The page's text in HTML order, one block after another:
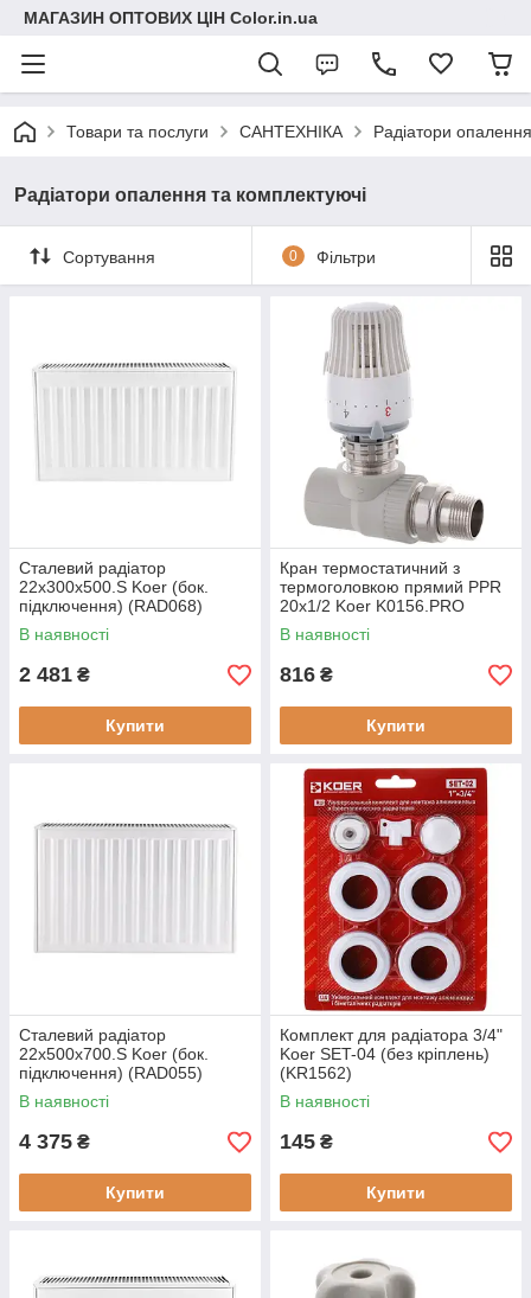
МАГАЗИН ОПТОВИХ ЦІН Color.in.ua
Товари та послуги САНТЕХНІКА Радіатори
Радіатори опалення та комплектуючі
Сортування 0 Фільтри
Сталевий радіатор
22х300х500.S Koer (бок.
підключення) (RAD068)
В наявності
2 481 ₴
Купити
Кран термостатичний з
термоголовкою прямий PPR
20x1/2 Koer K0156.PRO
(KP0199)
В наявності
816 ₴
Купити
Сталевий радіатор
22х500х700.S Koer (бок.
підключення) (RAD055)
В наявності
4 375 ₴
Купити
Комплект для радіатора 3/4"
Koer SET-04 (без кріплень)
(KR1562)
В наявності
145 ₴
Купити